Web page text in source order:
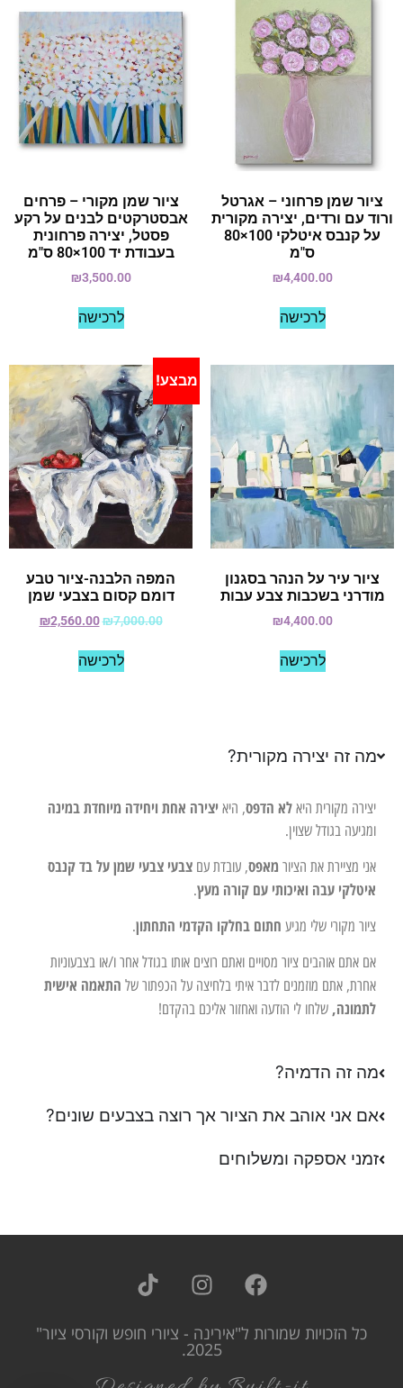
ציור שמן פרחוני – אגרטל
ורוד עם ורדים, יצירה מקורית
על קנבס איטלקי 100×80
ס"מ
₪4,400.00
לרכישה
ציור שמן מקורי – פרחים
אבסטרקטים לבנים על רקע
פסטל, יצירה פרחונית
בעבודת יד 100×80 ס"מ
₪3,500.00
לרכישה
ציור עיר על הנהר בסגנון
מודרני בשכבות צבע עבות
₪4,400.00
לרכישה
מבצע!
המפה הלבנה-ציור טבע
דומם קסום בצבעי שמן
₪7,000.00
₪2,560.00
לרכישה
מה זה יצירה מקורית?
יצירה מקורית היא לא הדפס, היא יצירה אחת ויחידה מיוחדת במינה
ומגיעה בגודל שצוין.
אני מציירת את הציור מאפס, עובדת עם צבעי צבעי שמן על בד קנבס
איטלקי עבה ואיכותי עם קורה מעץ.
ציור מקורי שלי מגיע חתום בחלקו הקדמי התחתון.
אם אתם אוהבים ציור מסויים ואתם רוצים אותו בגודל אחר ו/או בצבעוניות
אחרת, אתם מוזמנים לדבר איתי בלחיצה על הכפתור של התאמה אישית
לתמונה, שלחו לי הודעה ואחזור אליכם בהקדם!
מה זה הדמיה?
אם אני אוהב את הציור אך רוצה בצבעים שונים?
זמני אספקה ומשלוחים
כל הזכויות שמורות ל"אירינה - ציורי חופש וקורסי ציור"
2025.